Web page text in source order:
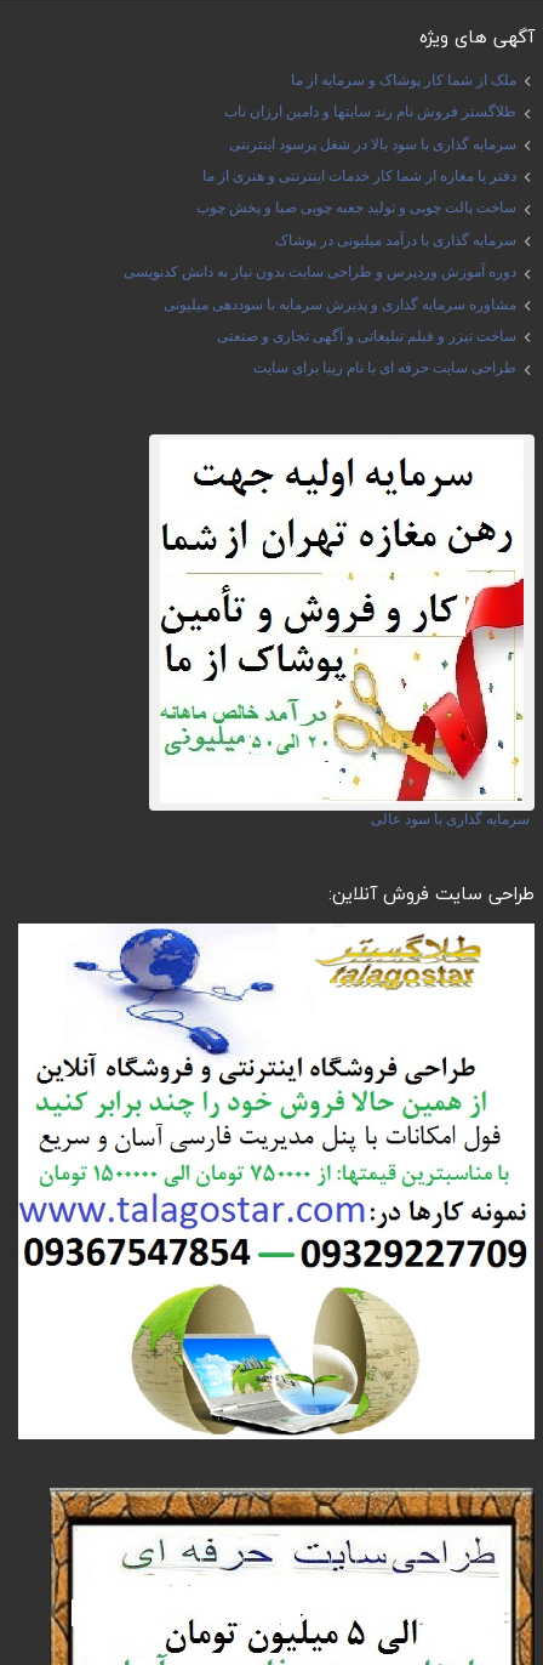
آگهی های ویژه
ملک از شما کار پوشاک و سرمایه از ما
طلاگستر فروش نام رند سایتها و دامین ارزان ناب
سرمایه گذاری با سود بالا در شغل پرسود اینترنتی
دفتر یا مغازه از شما کار خدمات اینترنتی و هنری از ما
ساخت پالت چوبی و تولید جعبه چوبی صبا و پخش چوب
سرمایه گذاری با درآمد میلیونی در پوشاک
دوره آموزش وردپرس و طراحی سایت بدون نیاز به دانش کدنویسی
مشاوره سرمایه گذاری و پذیرش سرمایه با سوددهی میلیونی
ساخت تیزر و فیلم تبلیغاتی و آگهی تجاری و صنعتی
طراحی سایت حرفه ای با نام زیبا برای سایت
سرمایه گذاری با سود عالی
طراحی سایت فروش آنلاین: